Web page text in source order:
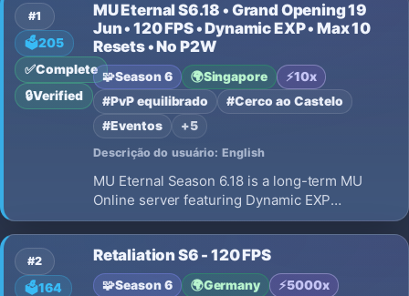
#1
🗳️205
✅Complete
🔒Verified
MU Eternal S6.18 • Grand Opening 19
Jun • 120 FPS • Dynamic EXP • Max 10
Resets • No P2W
🧩Season 6 🌍Singapore ⚡10x
#PvP equilibrado
#Cerco ao Castelo
#Eventos
+5
Descrição do usuário: English
MU Eternal Season 6.18 is a long-term MU
Online server featuring Dynamic EXP
progression, Max 10 Resets, smooth 60 FPS
gameplay, No Pay To Win, Fair PvP, 15% Drop
Rate, 2 Clients/IP limit, Daily Events, and
meaningful character progression.
#2
🗳️164
Retaliation S6 - 120 FPS
🧩Season 6 🌍Germany ⚡5000x